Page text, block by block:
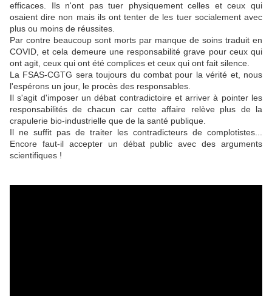
efficaces. Ils n'ont pas tuer physiquement celles et ceux qui
osaient dire non mais ils ont tenter de les tuer socialement avec
plus ou moins de réussites.
Par contre beaucoup sont morts par manque de soins traduit en
COVID, et cela demeure une responsabilité grave pour ceux qui
ont agit, ceux qui ont été complices et ceux qui ont fait silence.
La FSAS-CGTG sera toujours du combat pour la vérité et, nous
l'espérons un jour, le procès des responsables.
Il s'agit d'imposer un débat contradictoire et arriver à pointer les
responsabilités de chacun car cette affaire relève plus de la
crapulerie bio-industrielle que de la santé publique.
Il ne suffit pas de traiter les contradicteurs de complotistes...
Encore faut-il accepter un débat public avec des arguments
scientifiques !